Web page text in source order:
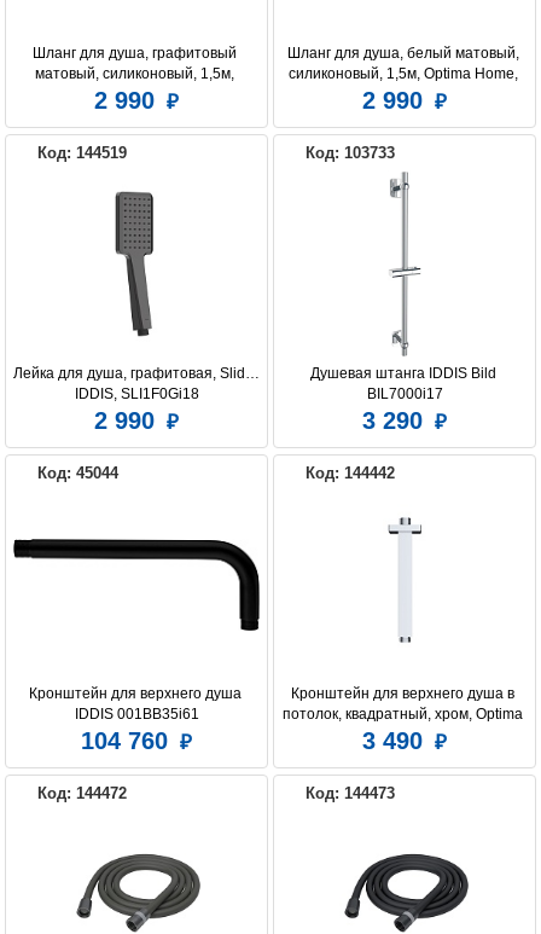
Шланг для душа, графитовый
матовый, силиконовый, 1,5м,
Optima Home, IDDIS, OPH15GLi19
2 990
Шланг для душа, белый матовый,
силиконовый, 1,5м, Optima Home,
IDDIS, OPH15WLi19
2 990
Код: 144519
Лейка для душа, графитовая, Slide,
IDDIS, SLI1F0Gi18
2 990
Код: 103733
Душевая штанга IDDIS Bild
BIL7000i17
3 290
Код: 45044
Кронштейн для верхнего душа
IDDIS 001BB35i61
104 760
Код: 144442
Кронштейн для верхнего душа в
потолок, квадратный, хром, Optima
Home, IDDIS, OPH20CSi61
3 490
Код: 144472 Код: 144473